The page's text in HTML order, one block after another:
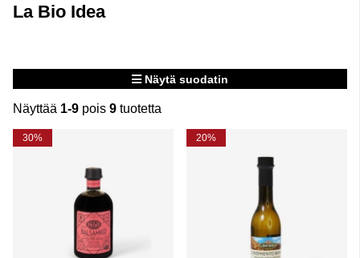
La Bio Idea
Näytä suodatin
Näyttää 1-9 pois 9 tuotetta
Tuotteet
30% 20%